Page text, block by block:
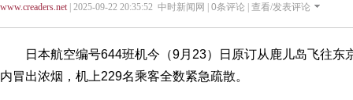
www.creaders.net| 2025-09-22 20:35:52 中时新闻网 | 0条评论 | 查看/发表评论
日本航空编号644班机今（9月23）日原订从鹿儿岛飞往东
内冒出浓烟，机上229名乘客全数紧急疏散。